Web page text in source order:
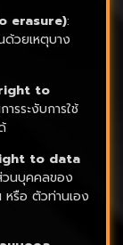
erasure):
ด้วยเหตุบาง
to
รระงับการใช้
to data
วนบุคคลของ
หรือ ตัวท่านเอง